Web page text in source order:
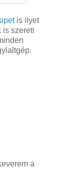
is ilyet
is szereti
a